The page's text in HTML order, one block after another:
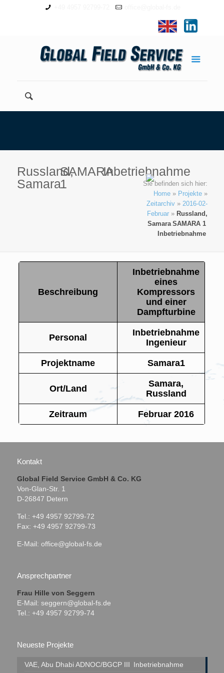
Russland,
Samara
SAMARA
1
Inbetriebnahme
Sie befinden sich hier:
Home» Projekte»
Zeitarchiv» 2016-02-
Februar» Russland,
Samara SAMARA 1
Inbetriebnahme
Beschreibung
Inbetriebnahme
eines
Kompressors
und einer
Dampfturbine
Personal
Inbetriebnahme
Ingenieur
Projektname Samara1
Ort/Land
Samara,
Russland
Zeitraum Februar 2016
Kontakt
Global Field Service GmbH & Co. KG
Von-Glan-Str. 1
D-26847 Detern
Tel.: +49 4957 92799-72
Fax: +49 4957 92799-73
E-Mail: office@global-fs.de
Ansprechpartner
Frau Hille von Seggern
E-Mail: seggern@global-fs.de
Tel.: +49 4957 92799-74
Neueste Projekte
VAE, Abu Dhabi ADNOC/BGCP III Inbetriebnahme